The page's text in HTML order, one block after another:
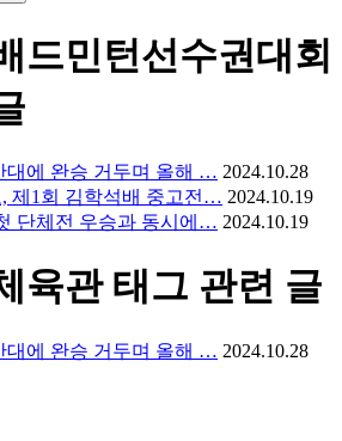
드민턴선수권대회
대에 완승 거두며 올해 … 2024.10.28
제1회 김학석배 중고전… 2024.10.19
단체전 우승과 동시에… 2024.10.19
육관태그 관련 글
대에 완승 거두며 올해 … 2024.10.28